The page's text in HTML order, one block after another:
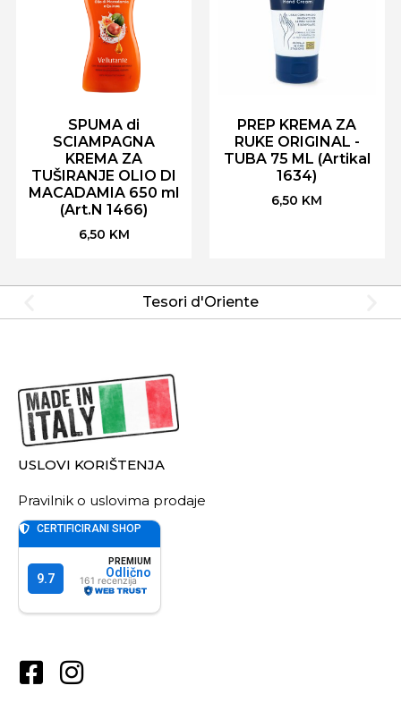
SPUMA di
SCIAMPAGNA
KREMA ZA
TUŠIRANJE OLIO DI
MACADAMIA 650 ml
(Art.N 1466)
6,50 KM
PREP KREMA ZA
RUKE ORIGINAL -
TUBA 75 ML (Artikal
1634)
6,50 KM
Tesori d'Oriente
USLOVI KORIŠTENJA
Pravilnik o uslovima prodaje